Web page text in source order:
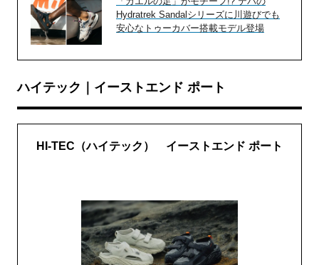
Hydratrek Sandalシリーズに川遊びでも
安心なトゥーカバー搭載モデル登場
ハイテック｜イーストエンド ポート
HI-TEC（ハイテック） イーストエンド ポート